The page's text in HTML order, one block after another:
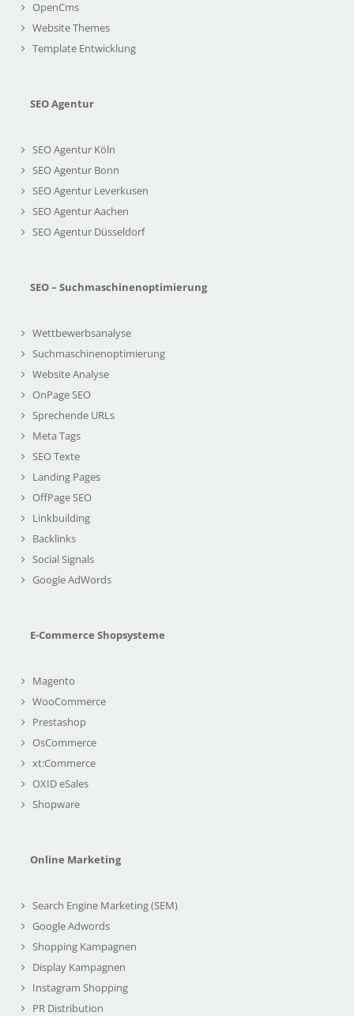
OpenCms
Website Themes
Template Entwicklung
SEO Agentur
SEO Agentur Köln
SEO Agentur Bonn
SEO Agentur Leverkusen
SEO Agentur Aachen
SEO Agentur Düsseldorf
SEO – Suchmaschinenoptimierung
Wettbewerbsanalyse
Suchmaschinenoptimierung
Website Analyse
OnPage SEO
Sprechende URLs
Meta Tags
SEO Texte
Landing Pages
OffPage SEO
Linkbuilding
Backlinks
Social Signals
Google AdWords
E-Commerce Shopsysteme
Magento
WooCommerce
Prestashop
OsCommerce
xt:Commerce
OXID eSales
Shopware
Online Marketing
Search Engine Marketing (SEM)
Google Adwords
Shopping Kampagnen
Display Kampagnen
Instagram Shopping
PR Distribution